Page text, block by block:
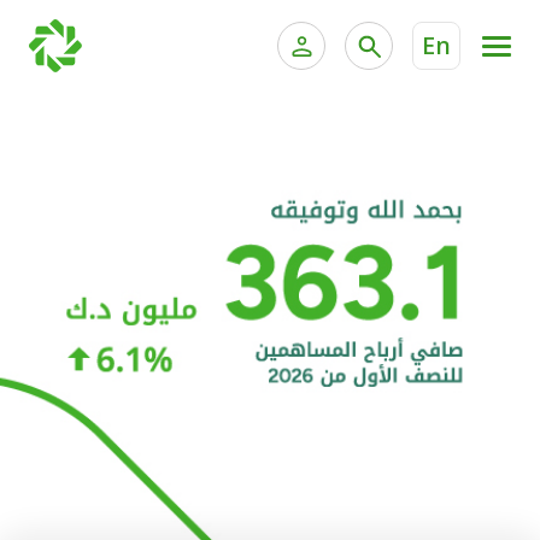
En
الخدمات المصرفية الإلكترونية للشركات
خدمة "بيتك" للتداول الإلكتروني
الحسابات المصرفية
البطاقات
"برامج العملاء"